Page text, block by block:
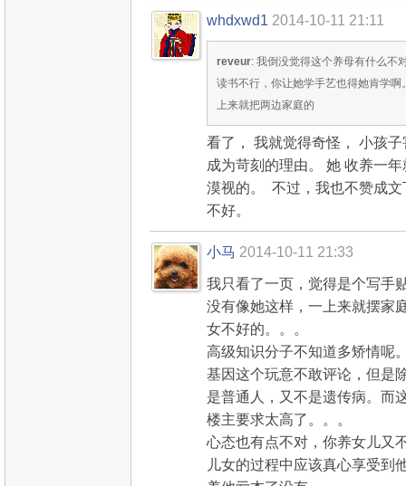
whdxwd1 2014-10-11 21:11
reveur: 我倒没觉得这个养母有什么不
读书不行，你让她学手艺也得她肯学
上来就把两边家庭的
看了， 我就觉得奇怪， 小孩
成为苛刻的理由。 她 收养一
漠视的。 不过，我也不赞成
不好。
小马 2014-10-11 21:33
我只看了一页，觉得是个写手
没有像她这样，一上来就摆家
女不好的。。。
高级知识分子不知道多矫情呢
基因这个玩意不敢评论，但是
是普通人，又不是遗传病。而
楼主要求太高了。。。
心态也有点不对，你养女儿又
儿女的过程中应该真心享受到